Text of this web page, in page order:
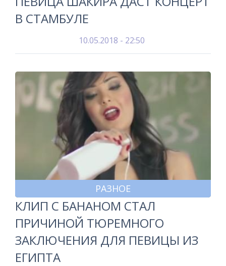
В СТАМБУЛЕ
10.05.2018 - 22:50
РАЗНОЕ
КЛИП С БАНАНОМ СТАЛ
ПРИЧИНОЙ ТЮРЕМНОГО
ЗАКЛЮЧЕНИЯ ДЛЯ ПЕВИЦЫ ИЗ
ЕГИПТА